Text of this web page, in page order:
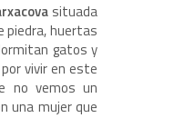
situada
piedra, huertas
gatos y
vivir en este
no vemos un
una mujer que